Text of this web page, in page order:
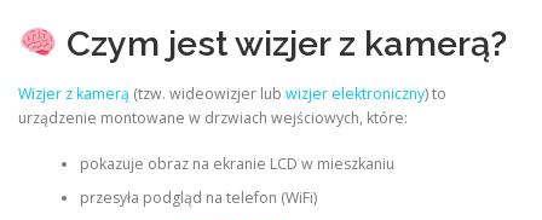
Czym jest wizjer z kamerą?
Wizjer z kamerą (tzw. wideowizjer lub wizjer elektroniczny) to
urządzenie montowane w drzwiach wejściowych, które:
pokazuje obraz na ekranie LCD w mieszkaniu
przesyła podgląd na telefon (WiFi)